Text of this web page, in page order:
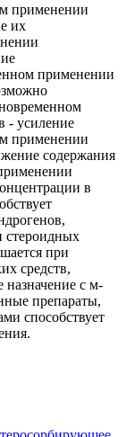
применении
их
применении
- усиление
применении
содержания
в
стероидных
при
средств,
назначение с м-
препараты,
способствует